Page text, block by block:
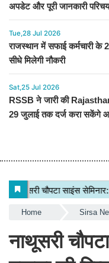
अपडेट और पूरी जानकारी परिचय
Tue,28 Jul 2026
राजस्थान में सफाई कर्मचारी के
सीधे मिलेगी नौकरी
Sat,25 Jul 2026
RSSB ने जारी की
29 जुलाई तक दर्ज करा सकेंगे
Home Sirsa
नाथूसरी